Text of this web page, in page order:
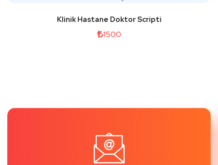
Klinik Hastane Doktor Scripti
1500